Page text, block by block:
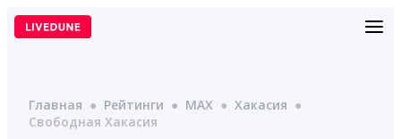
Перейти
Главная ● Рейтинги ● MAX ● Хакасия ●
Свободная Хакасия